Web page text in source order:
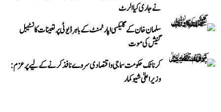
نے جاری کیا الرٹ
سلمان خان کے گلیکسی اپارٹمنٹ کے باہر ڈیوٹی پر تعینات کانسٹیبل
گنیش کی موت
کرناٹک حکومت سماجی و اقتصادی سروے نافذ کرنے کے لیے پرعزم:
وزیر اعلیٰ شیوکمار